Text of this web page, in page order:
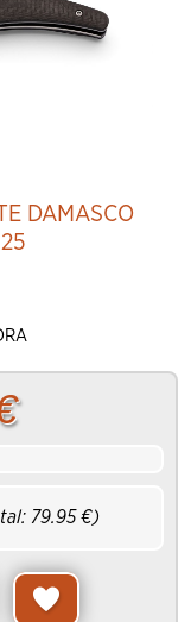
DAMASCO
79.95€)